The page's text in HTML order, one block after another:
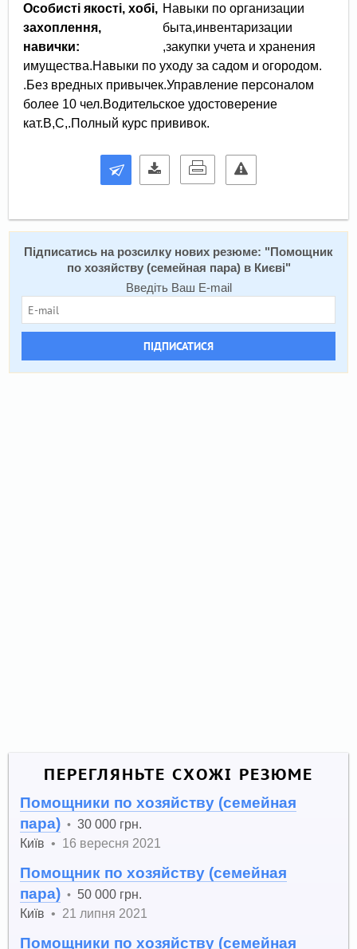
Особисті якості, хобі,
захоплення,
навички:
Навыки по организации
быта,инвентаризации
,закупки учета и хранения
имущества.Навыки по уходу за садом и огородом.
.Без вредных привычек.Управление персоналом
более 10 чел.Водительское удостоверение
кат.В,С,.Полный курс прививок.
Підписатись на розсилку нових резюме: " Помощник
по хозяйству (семейная пара) в Києві"
Введіть Ваш E-mail
ПІДПИСАТИСЯ
ПЕРЕГЛЯНЬТЕ СХОЖІ РЕЗЮМЕ
Помощники по хозяйству (семейная
пара) •30 000 грн.
Київ • 16 вересня 2021
Помощник по хозяйству (семейная
пара) • 50 000 грн.
Київ • 21 липня 2021
Помощники по хозяйству (семейная